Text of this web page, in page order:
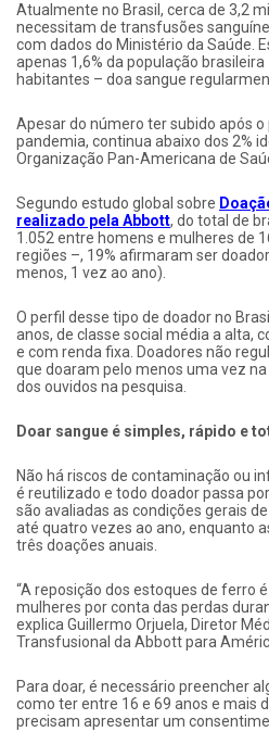
Atualmente no Brasil, cerca de 3,2
necessitam de transfusões
com dados do Ministério da Saúde.
apenas 1,6% da população
habitantes – doa sangue
Apesar do número ter subido após
pandemia, continua abaixo dos 2%
Organização Pan-Americana de
Segundo estudo global sobre
realizado pela Abbott, do total de
1.052 entre homens e mulheres de
regiões –, 19% afirmaram ser
menos, 1 vez ao ano).
O perfil desse tipo de doador no
anos, de classe social média a alta,
e com renda fixa. Doadores não
que doaram pelo menos uma vez
dos ouvidos na pesquisa.
Doar sangue é simples, rápido e
Não há riscos de contaminação ou
é reutilizado e todo doador passa
são avaliadas as condições gerais
até quatro vezes ao ano, enquanto
três doações anuais.
“A reposição dos estoques de ferro
mulheres por conta das perdas
explica Guillermo Orjuela, Diretor
Transfusional da Abbott para
Para doar, é necessário preencher
como ter entre 16 e 69 anos e mais
precisam apresentar um